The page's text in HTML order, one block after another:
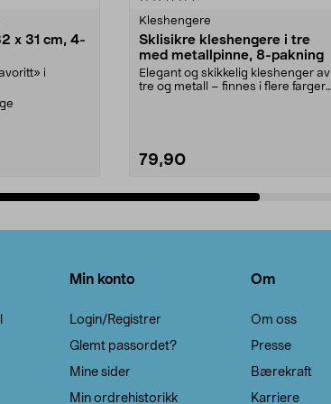
x 31 cm, 4-
i
Kleshengere
Sklisikre kleshengere i tre
med metallpinne, 8-pakning
Elegant og skikkelig kleshenger av
tre og metall – finnes i flere farger.
79,90
Min konto
Login/Registrer
Glemt passordet?
Mine sider
Min ordrehistorikk
Om
Om oss
Presse
Bærekraft
Karriere